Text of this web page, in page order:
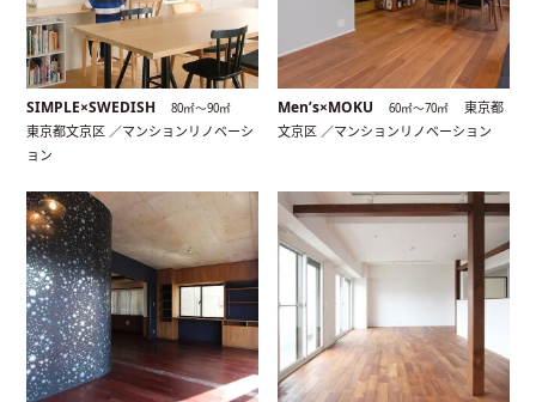
SIMPLE×SWEDISH 80㎡〜90㎡
東京都文京区 ／マンションリノベーシ
ョン
Men’s×MOKU 60㎡〜70㎡
東京都
文京区 ／マンションリノベーション